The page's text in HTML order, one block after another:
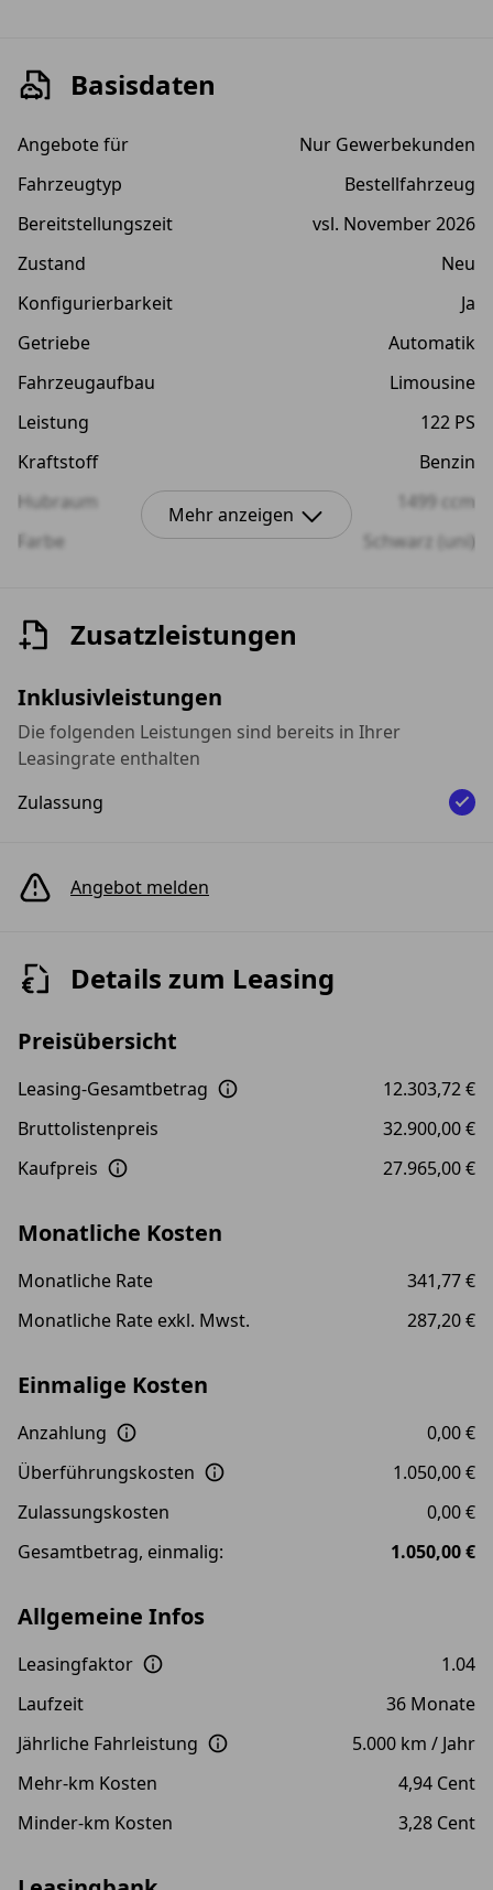
Basisdaten
Angebote für
Nur Gewerbekunden
Fahrzeugtyp
Bestellfahrzeug
Bereitstellungszeit
vsl. November 2026
Zustand
Neu
Konfigurierbarkeit
Ja
Getriebe
Automatik
Fahrzeugaufbau
Limousine
Leistung
122 PS
Kraftstoff
Benzin
Hubraum
1499 ccm
Farbe
Schwarz (uni)
Anzahl der Türen
Mehr anzeigen
Zusatzleistungen
Inklusivleistungen
Die folgenden Leistungen sind bereits in Ihrer
Leasingrate enthalten
Zulassung
Angebot melden
Details zum Leasing
Preisübersicht
Leasing-Gesamtbetrag
12.303,72 €
Bruttolistenpreis
32.900,00 €
Kaufpreis
27.965,00 €
Monatliche Kosten
Monatliche Rate
341,77 €
Monatliche Rate exkl. Mwst.
287,20 €
Einmalige Kosten
Anzahlung
0,00 €
Überführungskosten
1.050,00 €
Zulassungskosten
0,00 €
Gesamtbetrag, einmalig:
1.050,00 €
Allgemeine Infos
Leasingfaktor
1.04
Laufzeit
36 Monate
Jährliche Fahrleistung
5.000 km / Jahr
Mehr-km Kosten
4,94 Cent
Minder-km Kosten
3,28 Cent